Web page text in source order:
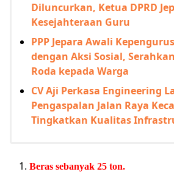
Diluncurkan, Ketua DPRD
Kesejahteraan Guru
PPP Jepara Awali
dengan Aksi Sosial,
Roda kepada Warga
CV Aji Perkasa Engineering
Pengaspalan Jalan Raya
Tingkatkan Kualitas
Beras sebanyak 25 ton.